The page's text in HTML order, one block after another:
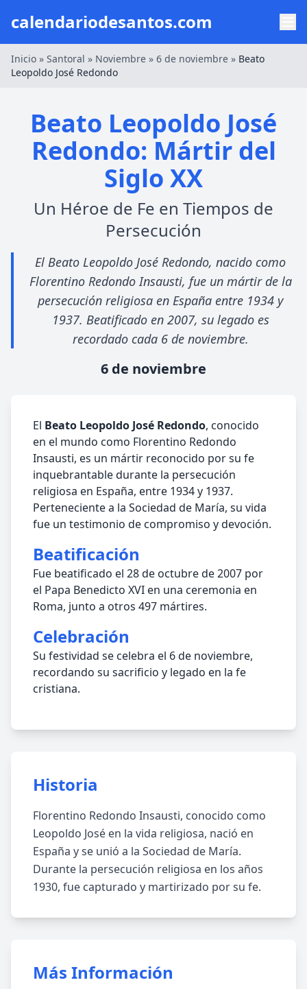
calendariodesantos.com
Inicio » Santoral » Noviembre » 6 de noviembre » Beato
Leopoldo José Redondo
Beato Leopoldo José
Redondo: Mártir del
Siglo XX
Un Héroe de Fe en Tiempos de
Persecución
El Beato Leopoldo José Redondo, nacido como
Florentino Redondo Insausti, fue un mártir de la
persecución religiosa en España entre 1934 y
1937. Beatificado en 2007, su legado es
recordado cada 6 de noviembre.
6 de noviembre
El Beato Leopoldo José Redondo, conocido
en el mundo como Florentino Redondo
Insausti, es un mártir reconocido por su fe
inquebrantable durante la persecución
religiosa en España, entre 1934 y 1937.
Perteneciente a la Sociedad de María, su vida
fue un testimonio de compromiso y devoción.
Beatificación
Fue beatificado el 28 de octubre de 2007 por
el Papa Benedicto XVI en una ceremonia en
Roma, junto a otros 497 mártires.
Celebración
Su festividad se celebra el 6 de noviembre,
recordando su sacrificio y legado en la fe
cristiana.
Historia
Florentino Redondo Insausti, conocido como
Leopoldo José en la vida religiosa, nació en
España y se unió a la Sociedad de María.
Durante la persecución religiosa en los años
1930, fue capturado y martirizado por su fe.
Más Información